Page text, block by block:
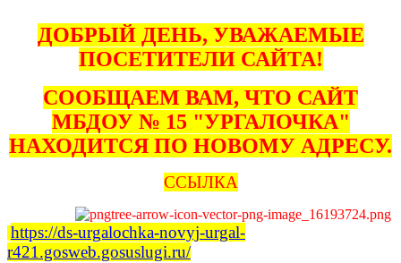
ДОБРЫЙ ДЕНЬ, УВАЖАЕМЫЕ
ПОСЕТИТЕЛИ САЙТА!
СООБЩАЕМ ВАМ, ЧТО САЙТ
МБДОУ № 15 "УРГАЛОЧКА"
НАХОДИТСЯ ПО НОВОМУ АДРЕСУ.
ССЫЛКА
https://ds-urgalochka-novyj-urgal-
r421.gosweb.gosuslugi.ru/